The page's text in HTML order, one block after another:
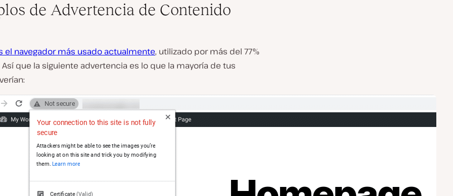
o
de Advertencia de Contenido
el navegador más usado actualmente, utilizado por más del 77%
que la siguiente advertencia es lo que la mayoría de tus